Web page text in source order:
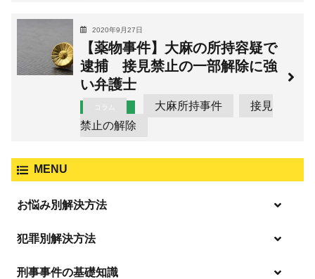
2020年9月27日
【薬物事件】大麻の所持容疑で
逮捕 接見禁止の一部解除に強
い弁護士
コラム 大麻所持事件
接見
禁止の解除
MENU
お悩み別解決方法
逮捕の不安や悩み
犯罪別解決方法
事件別－暴力事件
刑事事件の基礎知識